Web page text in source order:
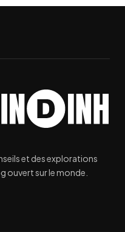
et des explorations
ouvert sur le monde.